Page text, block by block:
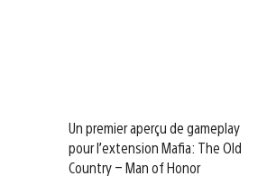
Un premier aperçu de gameplay
pour l’extension Mafia: The Old
Country – Man of Honor